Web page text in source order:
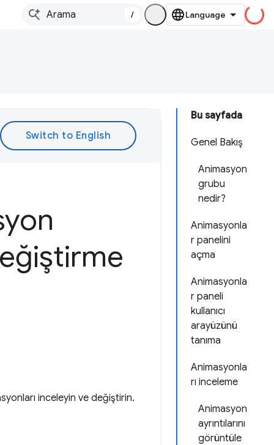
/
Bu sayfada
Genel Bakış
Animasyon
grubu
nedir?
Animasyonla
r panelini
açma
Animasyonla
r paneli
kullanıcı
arayüzünü
tanıma
Animasyonla
rı inceleme
Animasyon
ayrıntılarını
görüntüle
inceleyin ve değiştirin.